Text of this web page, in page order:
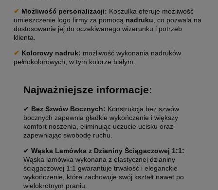
✔ Możliwość personalizacji: Koszulka oferuje możliwość
umieszczenie logo firmy za pomocą nadruku , co pozwala na
dostosowanie jej do oczekiwanego wizerunku i potrzeb
klienta.
✔ Kolorowy nadruk: możliwość wykonania nadruków
pełnokolorowych, w tym kolorze białym.
Najważniejsze informacje:
✔ Bez Szwów Bocznych: Konstrukcja bez szwów
bocznych zapewnia gładkie wykończenie i większy
komfort noszenia, eliminując uczucie ucisku oraz
zapewniając swobodę ruchu.
✔ Wąska Lamówka z Dzianiny Ściągaczowej 1:1:
Wąska lamówka wykonana z elastycznej dzianiny
ściągaczowej 1:1 gwarantuje trwałość i eleganckie
wykończenie, które zachowuje swój kształt nawet po
wielokrotnym praniu.